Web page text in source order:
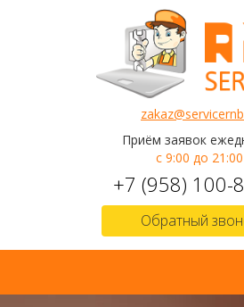
Приём заявок
с 9:00 до 21:00
+7 (958) 100-
Обратный